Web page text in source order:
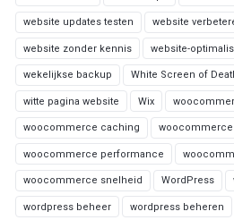
website updates testen website
website zonder kennis website-
wekelijkse backup White Screen of
witte pagina website Wix
woocommerce caching
woocommerce performance
woocommerce snelheid WordPress
wordpress beheer wordpress beheren